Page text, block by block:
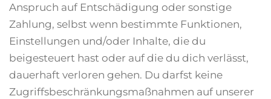
Anspruch auf Entschädigung oder sonstige
Zahlung, selbst wenn bestimmte Funktionen,
Einstellungen und/oder Inhalte, die du
beigesteuert hast oder auf die du dich verlässt,
dauerhaft verloren gehen. Du darfst keine
Zugriffsbeschränkungsmaßnahmen auf unserer